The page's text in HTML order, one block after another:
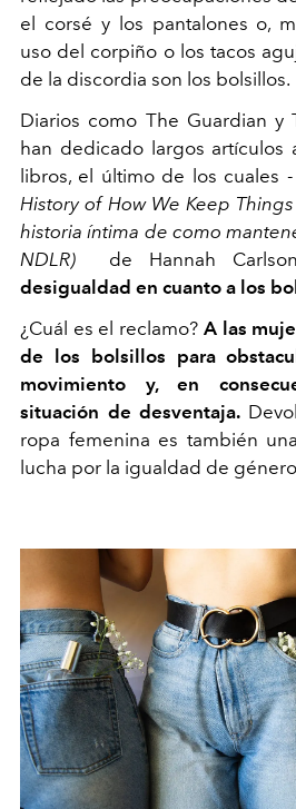
el corsé y los pantalones o,
uso del corpiño o los tacos
de la discordia son los bolsillos.
Diarios como The Guardian y
han dedicado largos artículos
libros, el último de los cuales
History of How We Keep
historia íntima de como
NDLR) de Hannah
desigualdad en cuanto a los
¿Cuál es el reclamo? A las
de los bolsillos para
movimiento y, en
situación de desventaja.
ropa femenina es también
lucha por la igualdad de